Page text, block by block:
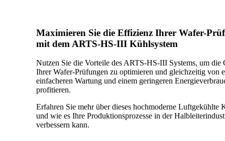
Maximieren Sie die Effizienz Ihrer Wafer-
mit dem ARTS-HS-III Kühlsystem
Nutzen Sie die Vorteile des ARTS-HS-III Systems, um die
Ihrer Wafer-Prüfungen zu optimieren und gleichzeitig von
einfacheren Wartung und einem geringeren
profitieren.
Erfahren Sie mehr über dieses hochmoderne Luftgekühlte
und wie es Ihre Produktionsprozesse in der
verbessern kann.